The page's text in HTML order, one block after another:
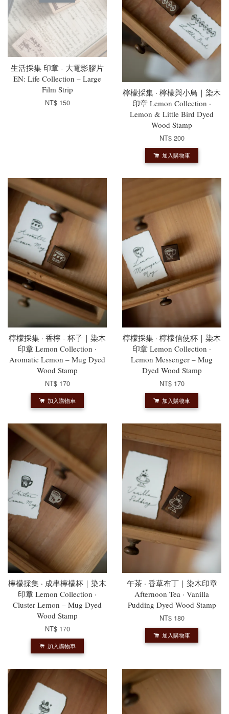
生活採集 印章 - 大電影膠片
EN: Life Collection – Large
Film Strip
NT$ 150
檸檬採集 · 檸檬與小鳥｜染木
印章 Lemon Collection ·
Lemon & Little Bird Dyed
Wood Stamp
NT$ 200
加入購物車
檸檬採集 · 香檸 - 杯子｜染木
印章 Lemon Collection ·
Aromatic Lemon – Mug Dyed
Wood Stamp
NT$ 170
加入購物車
檸檬採集 · 檸檬信使杯｜染木
印章 Lemon Collection ·
Lemon Messenger – Mug
Dyed Wood Stamp
NT$ 170
加入購物車
檸檬採集 · 成串檸檬杯｜染木
印章 Lemon Collection ·
Cluster Lemon – Mug Dyed
Wood Stamp
NT$ 170
加入購物車
午茶 · 香草布丁｜染木印章
Afternoon Tea · Vanilla
Pudding Dyed Wood Stamp
NT$ 180
加入購物車